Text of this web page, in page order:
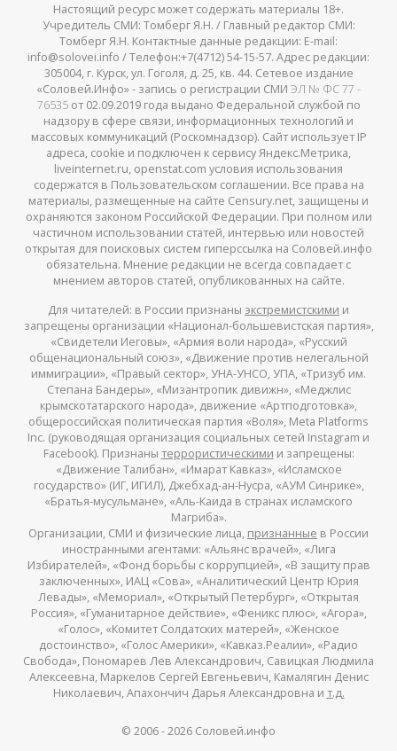
Настоящий ресурс может содержать материалы 18+.
Учредитель СМИ: Томберг Я.Н. / Главный редактор СМИ:
Томберг Я.Н. Контактные данные редакции: E-mail:
info@solovei.info / Телефон:+7(4712) 54-15-57. Адрес редакции:
305004, г. Курск, ул. Гоголя, д. 25, кв. 44. Сетевое издание
«Соловей.Инфо» - запись о регистрации СМИ ЭЛ № ФС 77 -
76535от 02.09.2019 года выдано Федеральной службой по
надзору в сфере связи, информационных технологий и
массовых коммуникаций (Роскомнадзор). Сайт использует IP
адреса, cookie и подключен к сервису Яндекс.Метрика,
liveinternet.ru, openstat.com условия использования
содержатся в Пользовательском соглашении. Все права на
материалы, размещенные на сайте Censury.net, защищены и
охраняются законом Российской Федерации. При полном или
частичном использовании статей, интервью или новостей
открытая для поисковых систем гиперссылка на Соловей.инфо
обязательна. Мнение редакции не всегда совпадает с
мнением авторов статей, опубликованных на сайте.
Для читателей: в России признаны экстремистскими и
запрещены организации «Национал-большевистская партия»,
«Свидетели Иеговы», «Армия воли народа», «Русский
общенациональный союз», «Движение против нелегальной
иммиграции», «Правый сектор», УНА-УНСО, УПА, «Тризуб им.
Степана Бандеры», «Мизантропик дивижн», «Меджлис
крымскотатарского народа», движение «Артподготовка»,
общероссийская политическая партия «Воля», Meta Platforms
Inc. (руководящая организация социальных сетей Instagram и
Facebook). Признаны террористическими и запрещены:
«Движение Талибан», «Имарат Кавказ», «Исламское
государство» (ИГ, ИГИЛ), Джебхад-ан-Нусра, «АУМ Синрике»,
«Братья-мусульмане», «Аль-Каида в странах исламского
Магриба».
Организации, СМИ и физические лица, признанные в России
иностранными агентами: «Альянс врачей», «Лига
Избирателей», «Фонд борьбы с коррупцией», «В защиту прав
заключенных», ИАЦ «Сова», «Аналитический Центр Юрия
Левады», «Мемориал», «Открытый Петербург», «Открытая
Россия», «Гуманитарное действие», «Феникс плюс», «Агора»,
«Голос», «Комитет Солдатских матерей», «Женское
достоинство», «Голос Америки», «Кавказ.Реалии», «Радио
Свобода», Пономарев Лев Александрович, Савицкая Людмила
Алексеевна, Маркелов Сергей Евгеньевич, Камалягин Денис
Николаевич, Апахончич Дарья Александровна и т.д.
© 2006 -2026 Соловей.инфо